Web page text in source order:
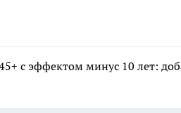
с эффектом минус 10 лет: